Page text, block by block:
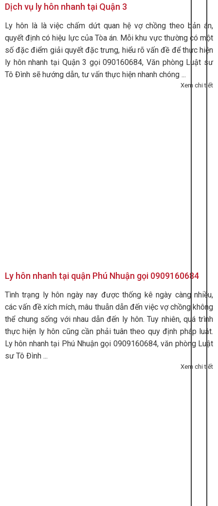
Dịch vụ ly hôn nhanh tại Quận 3
Ly hôn là là việc chấm dứt quan hệ vợ chồng theo bản án,
quyết định có hiệu lực của Tòa án. Mỗi khu vực thường có một
số đặc điểm giải quyết đặc trưng, hiểu rõ vấn đề để thực hiện
ly hôn nhanh tại Quận 3 gọi 090160684, Văn phòng Luật sư
Tô Đình sẽ hướng dẫn, tư vấn thực hiện nhanh chóng ...
Xem chi tiết
Ly hôn nhanh tại quận Phú Nhuận gọi 0909160684
Tình trạng ly hôn ngày nay được thống kê ngày càng nhiều,
các vấn đề xích mích, mâu thuẫn dẫn đến việc vợ chồng không
thể chung sống với nhau dẫn đến ly hôn. Tuy nhiên, quá trình
thực hiện ly hôn cũng cần phải tuân theo quy định pháp luật.
Ly hôn nhanh tại Phú Nhuận gọi 0909160684, văn phòng Luật
sư Tô Đình ...
Xem chi tiết